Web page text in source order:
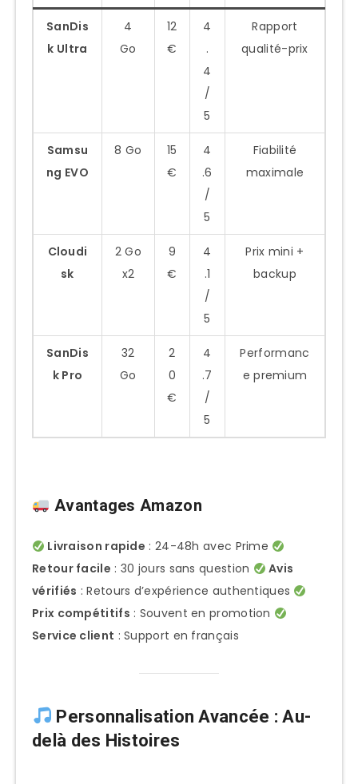
SanDis
k Ultra
4
Go
12
€
4
.
4
/
5
Rapport
qualité-prix
Samsu
ng EVO
8 Go
15
€
4
.6
/
5
Fiabilité
maximale
Cloudi
sk
2 Go
x2
9
€
4
.1
/
5
Prix mini +
backup
SanDis
k Pro
32
Go
2
0
€
4
.7
/
5
Performanc
e premium
Avantages Amazon
Livraison rapide : 24-48h avec Prime
Retour facile : 30 jours sans question
Avis
vérifiés : Retours d’expérience authentiques
Prix compétitifs : Souvent en promotion
Service client : Support en français
Personnalisation Avancée : Au-
delà des Histoires